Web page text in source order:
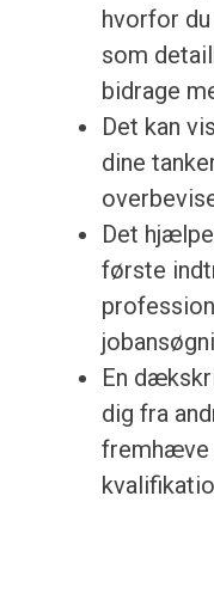
hvorfor
som
bidrage
Det kan
dine
Det
første
En
dig fra
fremhæve